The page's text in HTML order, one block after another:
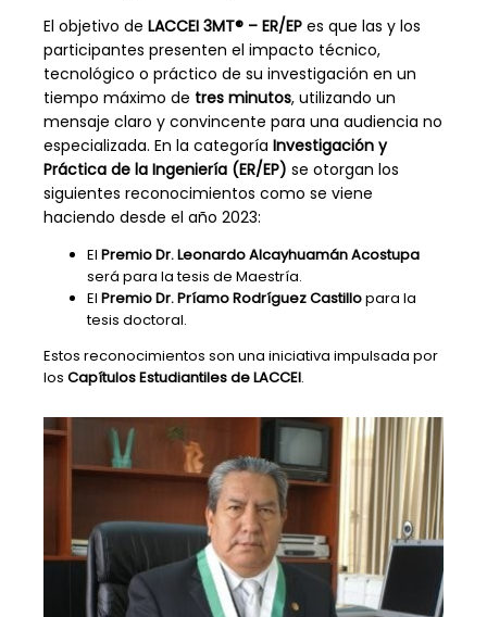
El objetivo de LACCEI 3MT® – ER/EP es que las y los
participantes presenten el impacto técnico,
tecnológico o práctico de su investigación en un
tiempo máximo de tres minutos, utilizando un
mensaje claro y convincente para una audiencia no
especializada. En la categoría Investigación y
Práctica de la Ingeniería (ER/EP) se otorgan los
siguientes reconocimientos como se viene
haciendo desde el año 2023:
El Premio Dr. Leonardo Alcayhuamán Acostupa
será para la tesis de Maestría.
El Premio Dr. Príamo Rodríguez Castillopara la
tesis doctoral.
Estos reconocimientos son una iniciativa impulsada por
los Capítulos Estudiantiles de LACCEI.